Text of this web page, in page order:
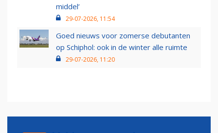
middel’
29-07-2026, 11:54
Goed nieuws voor zomerse debutanten
op Schiphol: ook in de winter alle ruimte
29-07-2026, 11:20